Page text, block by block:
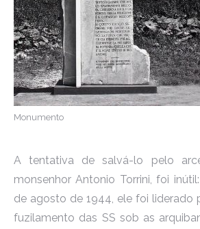
Monumento
A tentativa de salvá-lo pelo
monsenhor Antonio Torrini, foi
de agosto de 1944, ele foi liderado
fuzilamento das SS sob as